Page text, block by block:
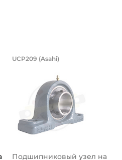
(B):
"C":
"Сo":
на вал 45 мм, в
Подшипниковый
UCP209 (Asahi)
Подшипниковый узел на